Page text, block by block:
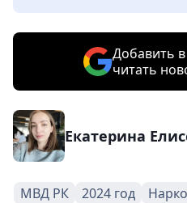
Добавить
читать
Екатерина
МВД РК 2024 год